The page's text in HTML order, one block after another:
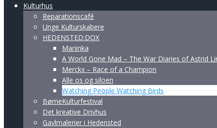
Kulturhus
Reparationscafé
Unge Kulturskabere
HEDENSTED:DOX
Mariinka
A World Gone Mad – The War Diaries of Astrid
Merckx – Race of a Champion
Alle os og siloen
Watching People Watching Birds
BørneKulturfestival
Det kreative Drivhus
Gavlmalerier i Hedensted